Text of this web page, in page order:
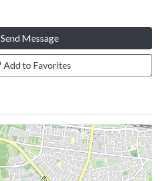
Send Message
Add to Favorites